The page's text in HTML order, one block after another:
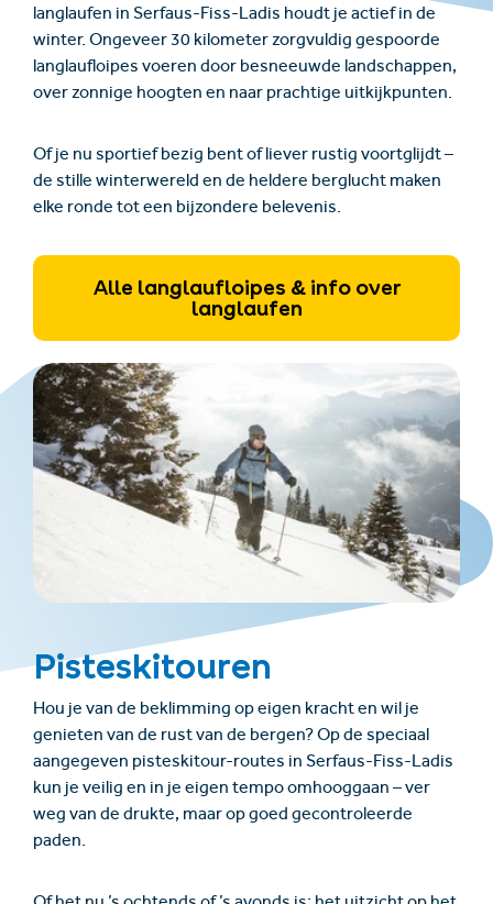
langlaufen in Serfaus-Fiss-Ladis houdt je actief in de
winter. Ongeveer 30 kilometer zorgvuldig gespoorde
langlaufloipes voeren door besneeuwde landschappen,
over zonnige hoogten en naar prachtige uitkijkpunten.
Of je nu sportief bezig bent of liever rustig voortglijdt –
de stille winterwereld en de heldere berglucht maken
elke ronde tot een bijzondere belevenis.
Alle langlaufloipes & info over
langlaufen
Pisteskitouren
Hou je van de beklimming op eigen kracht en wil je
genieten van de rust van de bergen? Op de speciaal
aangegeven pisteskitour-routes in Serfaus-Fiss-Ladis
kun je veilig en in je eigen tempo omhooggaan – ver
weg van de drukte, maar op goed gecontroleerde
paden.